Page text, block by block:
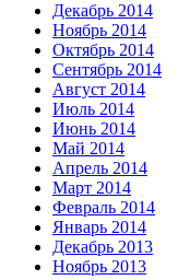
Декабрь 2014
Ноябрь 2014
Октябрь 2014
Сентябрь 2014
Август 2014
Июль 2014
Июнь 2014
Май 2014
Апрель 2014
Март 2014
Февраль 2014
Январь 2014
Декабрь 2013
Ноябрь 2013